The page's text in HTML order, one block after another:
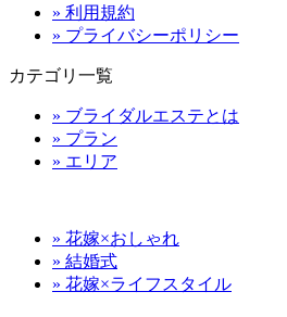
» 利用規約
» プライバシーポリシー
カテゴリ一覧
» ブライダルエステとは
» プラン
» エリア
» 花嫁×おしゃれ
» 結婚式
» 花嫁×ライフスタイル